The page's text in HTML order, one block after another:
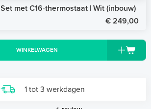
met C16-thermostaat | Wit (inbouw)
€ 249,00
WINKELWAGEN
1 tot 3 werkdagen